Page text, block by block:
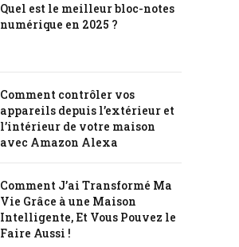
Quel est le meilleur bloc-notes
numérique en 2025 ?
Comment contrôler vos
appareils depuis l’extérieur et
l’intérieur de votre maison
avec Amazon Alexa
Comment J’ai Transformé Ma
Vie Grâce à une Maison
Intelligente, Et Vous Pouvez le
Faire Aussi !